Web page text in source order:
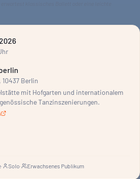
10437 Berlin
mit Hofgarten und internationalem
Tanzinszenierungen.
· Solo· Erwachsenes Publikum